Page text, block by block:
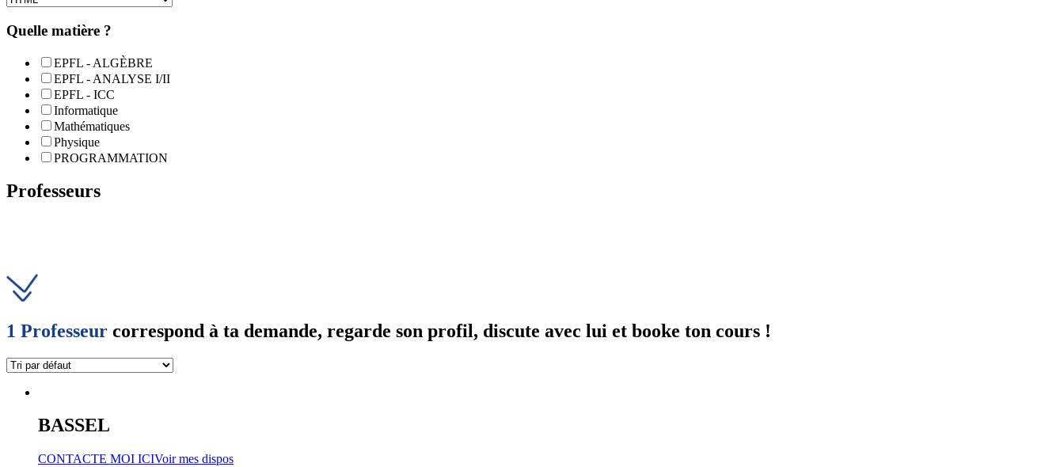
Quelle matière ?
EPFL - ALGÈBRE
EPFL - ANALYSE I/II
EPFL - ICC
Informatique
Mathématiques
Physique
PROGRAMMATION
Professeurs
1 Professeur correspond à ta demande, regarde son profil, discute avec lui et booke ton cours !
BASSEL
CONTACTE MOI ICIVoir mes dispos